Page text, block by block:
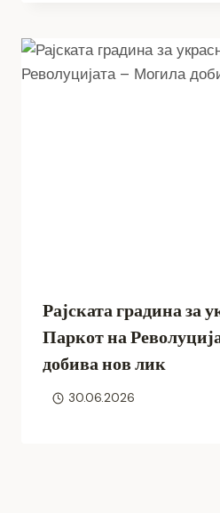
Рајската градина за
Паркот на
добива нов лик
30.06.2026